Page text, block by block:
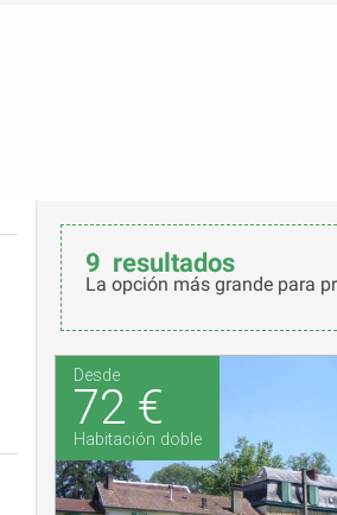
9 resultados
La opción más grande para
Desde
72 €
Habitación doble